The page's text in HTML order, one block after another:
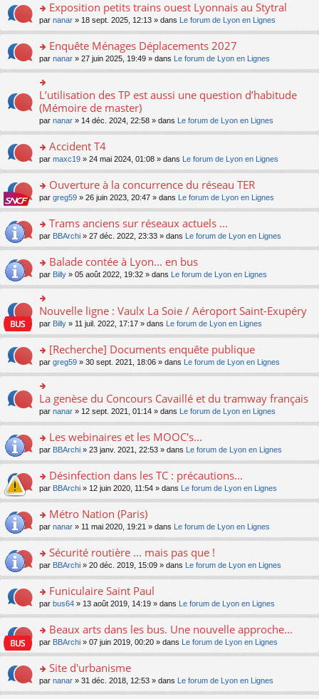
ult
er
le
m
e
s
g
e
n
o
lu
le
pl
u
s
e
nt
o
n
ult
er
le
m
s
a
e
n
o
lu
le
pl
u
s
e
nt
Exposition petits trains ouest Lyonnais au Stytral
par nanar » 18 sept. 2025, 12:13 » dans Le forum de Lyon en Lignes
o
n
s
ult
er
le
m
e
s
a
e
n
o
lu
le
pl
u
s
c
nt
Enquête Ménages Déplacements 2027
par nanar » 27 juin 2025, 19:49 » dans Le forum de Lyon en Lignes
n
s
ult
er
le
m
e
s
a
g
e
n
lu
le
pl
u
s
c
e
nt
L’utilisation des TP est aussi une question d’habitude
(Mémoire de master)
par nanar » 14 déc. 2024, 22:58 » dans Le forum de Lyon en Lignes
o
n
ult
er
le
m
e
a
g
e
n
o
lu
pl
u
s
ré
c
e
nt
Accident T4
par maxc19 » 24 mai 2024, 01:08 » dans Le forum de Lyon en Lignes
o
n
ult
er
le
m
e
s
g
e
n
o
lu
pl
u
s
ré
e
nt
Ouverture à la concurrence du réseau TER
par greg59 » 26 juin 2023, 20:47 » dans Le forum de Lyon en Lignes
o
n
ult
er
le
m
e
s
g
e
n
o
n
le
u
s
ré
e
nt
Trams anciens sur réseaux actuels ...
par BBArchi » 27 déc. 2022, 23:33 » dans Le forum de Lyon en Lignes
o
n
s
ult
er
le
m
e
s
a
e
n
o
n
le
u
s
ré
e
nt
Balade contée à Lyon... en bus
par Billy » 05 août 2022, 19:32 » dans Le forum de Lyon en Lignes
o
n
er
le
m
e
s
a
g
e
n
o
lu
le
pl
u
s
e
nt
Nouvelle ligne : Vaulx La Soie / Aéroport Saint-Exupéry
par Billy » 11 juil. 2022, 17:17 » dans Le forum de Lyon en Lignes
o
n
s
ult
er
le
m
e
s
g
e
n
o
lu
pl
u
s
c
e
nt
[Recherche] Documents enquête publique
par greg59 » 30 sept. 2021, 18:06 » dans Le forum de Lyon en Lignes
n
er
le
m
e
s
a
g
e
n
n
lu
le
pl
u
c
e
nt
La genèse du Concours Cavaillé et du tramway français
par nanar » 12 sept. 2021, 01:14 » dans Le forum de Lyon en Lignes
o
n
ult
er
le
m
e
a
g
e
n
n
le
pl
u
ré
c
e
Les webinaires et les MOOC's...
par BBArchi » 23 janv. 2021, 22:53 » dans Le forum de Lyon en Lignes
o
n
ult
er
le
m
e
a
g
e
n
n
le
pl
u
Désinfection dans les TC : précautions...
par BBArchi » 12 juin 2020, 11:54 » dans Le forum de Lyon en Lignes
o
n
ult
er
le
m
e
a
g
e
n
n
Métro Nation (Paris)
par nanar » 11 mai 2020, 19:21 » dans Le forum de Lyon en Lignes
o
n
ult
er
le
m
e
a
g
e
Sécurité routière ... mais pas que !
par BBArchi » 20 déc. 2019, 15:09 » dans Le forum de Lyon en Lignes
o
n
ult
er
le
m
e
Funiculaire Saint Paul
par bus64 » 13 août 2019, 14:19 » dans Le forum de Lyon en Lignes
o
n
ult
er
le
Beaux arts dans les bus. Une nouvelle approche...
par BBArchi » 07 juin 2019, 00:20 » dans Le forum de Lyon en Lignes
o
n
Site d'urbanisme
par nanar » 31 déc. 2018, 12:53 » dans Le forum de Lyon en Lignes